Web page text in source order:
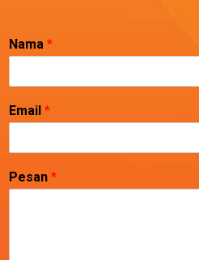
Nama *
Email *
Pesan *